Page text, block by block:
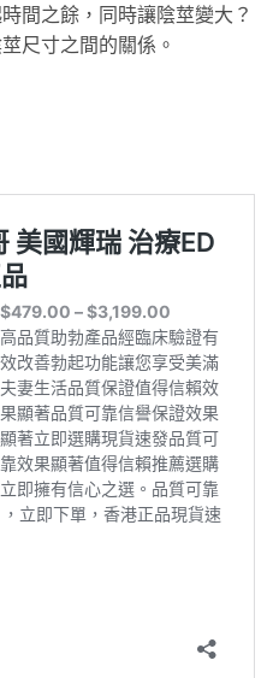
間之餘，同時讓陰莖變大？
尺寸之間的關係。